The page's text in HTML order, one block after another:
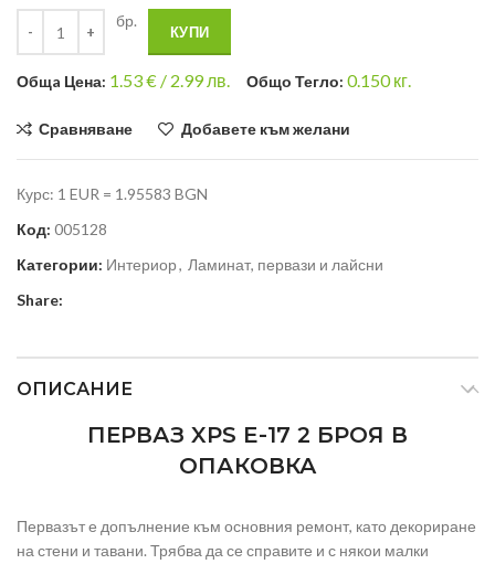
бр.
КУПИ
Общa Цена: 1.53€ / 2.99 лв. Общо Тегло: 0.150кг.
Сравняване Добавете към желани
Курс: 1 EUR = 1.95583 BGN
Код: 005128
Категории: Интериор, Ламинат, первази и лайсни
Share:
ОПИСАНИЕ
ПЕРВАЗ XPS E-17 2 БРОЯ В
ОПАКОВКА
Первазът е допълнение към основния ремонт, като декориране
на стени и тавани. Трябва да се справите и с някои малки